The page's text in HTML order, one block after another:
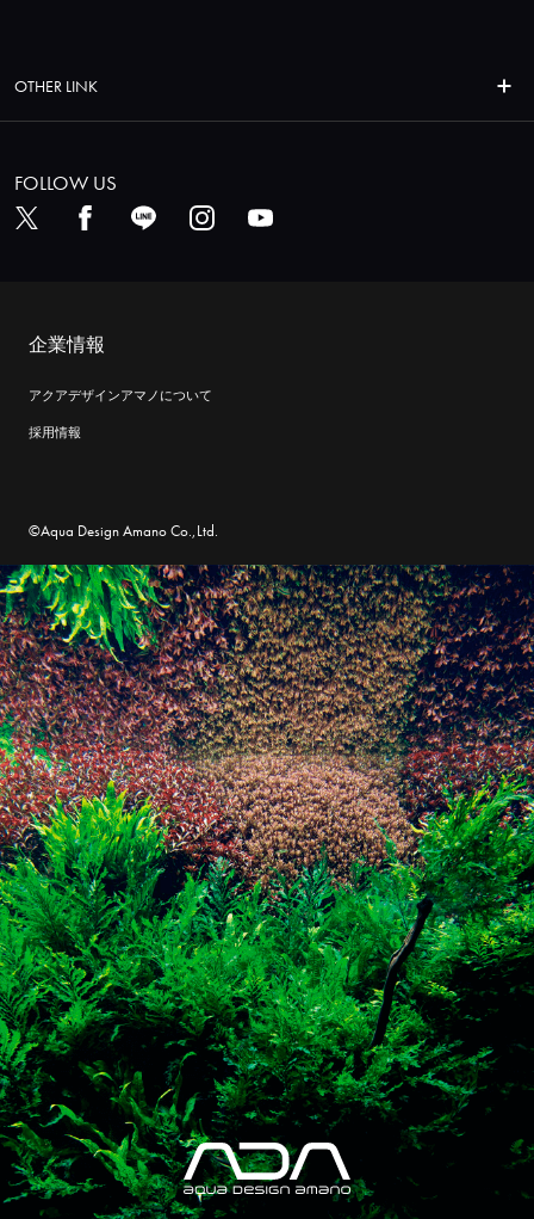
OTHER LINK
FOLLOW US
企業情報
アクアデザインアマノについて
採用情報
©Aqua Design Amano Co.,Ltd.